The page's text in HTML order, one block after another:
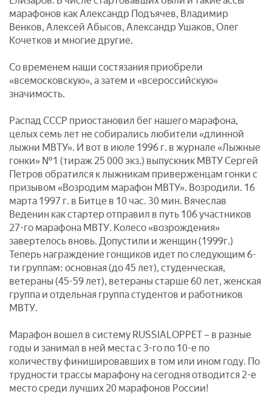
марафонов как Александр Подъячев, Владимир
Венков, Алексей Абысов, Александр Ушаков, Олег
Кочетков и многие другие.
Со временем наши состязания приобрели
«всемосковскую», а затем и «всероссийскую»
значимость.
Распад СССР приостановил бег нашего марафона,
целых семь лет не собирались любители «длинной
лыжни МВТУ». И вот в июле 1996 г. в журнале «Лыжные
гонки» №1 (тираж 25 000 экз.) выпускник МВТУ Сергей
Петров обратился к лыжникам приверженцам гонки с
призывом «Возродим марафон МВТУ». Возродили. 16
марта 1997 г. в Битце в 10 час. 30 мин. Вячеслав
Веденин как стартер отправил в путь 106 участников
27-го марафона МВТУ. Колесо «возрождения»
завертелось вновь. Допустили и женщин (1999г.)
Теперь награждение гонщиков идет по следующим 6-
ти группам: основная (до 45 лет), студенческая,
ветераны (45-59 лет), ветераны старше 60 лет, женская
группа и отдельная группа студентов и работников
МВТУ.
Марафон вошел в систему RUSSIALOPPET – в разные
годы и занимал в ней места с 3-го по 10-е по
количеству финишировавших в том или ином году. По
трудности трассы марафону на сегодня отводится 2-е
место среди лучших 20 марафонов России!